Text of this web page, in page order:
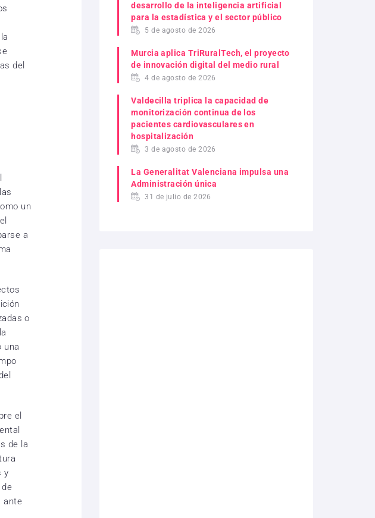
del
un
a
o
una
el
de la
y
ante
desarrollo de la inteligencia artificial
para la estadística y el sector público
5 de agosto de 2026
Murcia aplica TriRuralTech, el proyecto
de innovación digital del medio rural
4 de agosto de 2026
Valdecilla triplica la capacidad de
monitorización continua de los
pacientes cardiovasculares en
hospitalización
3 de agosto de 2026
La Generalitat Valenciana impulsa una
Administración única
31 de julio de 2026